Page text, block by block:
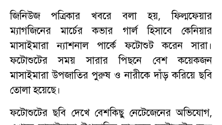
জিনিউজ পত্রিকার খবরে বলা হয়, ফিল্মফেয়ার
ম্যাগজিনের মার্চের কভার গার্ল হিসাবে কেনিয়ার
মাসাইমারা ন্যাশনাল পার্কে ফটোশুট করেন সারা।
ফটোশুটের সময় সারার পিছনে বেশ কয়েকজন
মাসাইমারা উপজাতির পুরুষ ও নারীকে দাঁড় করিয়ে ছবি
তোলা হয়েছে।
ফটোশুটের ছবি দেখে বেশকিছু নেটেজেনের অভিযোগ,